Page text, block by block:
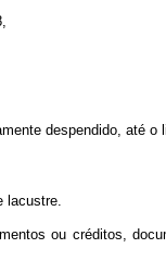
despendido, até o
lacustre.
ou créditos,